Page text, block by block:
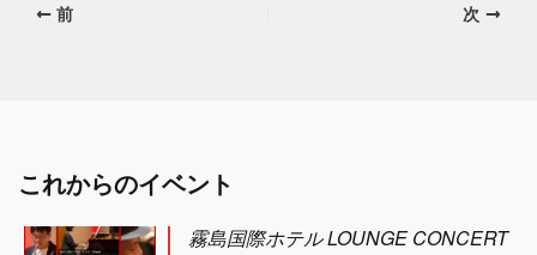
前 次
これからのイベント
霧島国際ホテル LOUNGE CONCERT